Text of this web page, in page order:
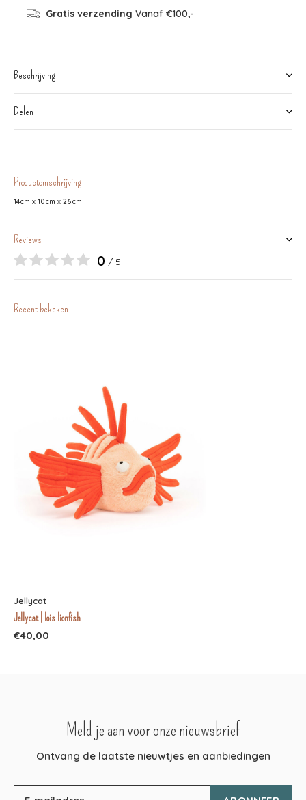
Gratis verzending Vanaf €100,-
Beschrijving
Delen
Productomschrijving
14cm x 10cm x 26cm
Reviews
0 / 5
Recent bekeken
Jellycat
Jellycat | lois lionfish
€40,00
Meld je aan voor onze nieuwsbrief
Ontvang de laatste nieuwtjes en aanbiedingen